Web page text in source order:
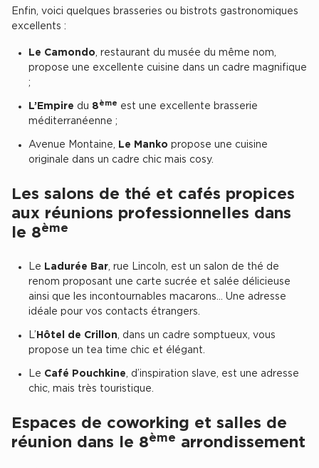
Location de plateformes Logistique à Aulnay-sous-Bois
Location de plateformes Logistique à Amiens
Location de plateformes Logistique à Marseille
Achat de plateformes Logistique
Achat de plateformes Logistique en Bretagne
Achat de plateformes Logistique à Marseille
Achat de plateformes Logistique à Dijon
Entrepôts Messagerie
Entrepôts XXL
Location de Commerces
Enfin, voici quelques brasseries ou bistrots gastronomiques
excellents :
Le Camondo, restaurant du musée du même nom,
propose une excellente cuisine dans un cadre magnifique
;
L’Empire du 8 ème est une excellente brasserie
méditerranéenne ;
Avenue Montaine, Le Manko propose une cuisine
originale dans un cadre chic mais cosy.
Les salons de thé et cafés propices
aux réunions professionnelles dans
le 8ème
Le Ladurée Bar, rue Lincoln, est un salon de thé de
renom proposant une carte sucrée et salée délicieuse
ainsi que les incontournables macarons… Une adresse
idéale pour vos contacts étrangers.
L’ Hôtel de Crillon, dans un cadre somptueux, vous
propose un tea time chic et élégant.
Le Café Pouchkine, d’inspiration slave, est une adresse
chic, mais très touristique.
Espaces de coworking et salles de
réunion dans le 8ème arrondissement